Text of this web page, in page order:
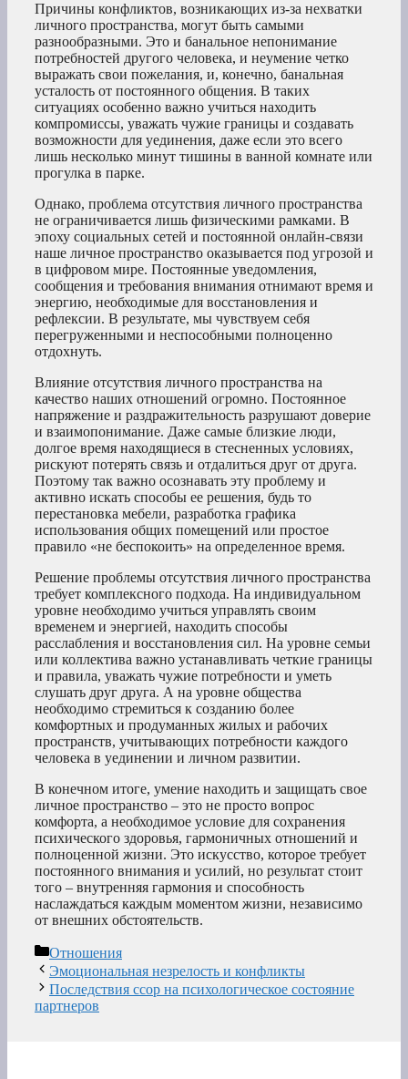
Причины конфликтов, возникающих из-за нехватки
личного пространства, могут быть самыми
разнообразными. Это и банальное непонимание
потребностей другого человека, и неумение четко
выражать свои пожелания, и, конечно, банальная
усталость от постоянного общения. В таких
ситуациях особенно важно учиться находить
компромиссы, уважать чужие границы и создавать
возможности для уединения, даже если это всего
лишь несколько минут тишины в ванной комнате или
прогулка в парке.
Однако, проблема отсутствия личного пространства
не ограничивается лишь физическими рамками. В
эпоху социальных сетей и постоянной онлайн-связи
наше личное пространство оказывается под угрозой и
в цифровом мире. Постоянные уведомления,
сообщения и требования внимания отнимают время и
энергию, необходимые для восстановления и
рефлексии. В результате, мы чувствуем себя
перегруженными и неспособными полноценно
отдохнуть.
Влияние отсутствия личного пространства на
качество наших отношений огромно. Постоянное
напряжение и раздражительность разрушают доверие
и взаимопонимание. Даже самые близкие люди,
долгое время находящиеся в стесненных условиях,
рискуют потерять связь и отдалиться друг от друга.
Поэтому так важно осознавать эту проблему и
активно искать способы ее решения, будь то
перестановка мебели, разработка графика
использования общих помещений или простое
правило «не беспокоить» на определенное время.
Решение проблемы отсутствия личного пространства
требует комплексного подхода. На индивидуальном
уровне необходимо учиться управлять своим
временем и энергией, находить способы
расслабления и восстановления сил. На уровне семьи
или коллектива важно устанавливать четкие границы
и правила, уважать чужие потребности и уметь
слушать друг друга. А на уровне общества
необходимо стремиться к созданию более
комфортных и продуманных жилых и рабочих
пространств, учитывающих потребности каждого
человека в уединении и личном развитии.
В конечном итоге, умение находить и защищать свое
личное пространство – это не просто вопрос
комфорта, а необходимое условие для сохранения
психического здоровья, гармоничных отношений и
полноценной жизни. Это искусство, которое требует
постоянного внимания и усилий, но результат стоит
того – внутренняя гармония и способность
наслаждаться каждым моментом жизни, независимо
от внешних обстоятельств.
Рубрики
Отношения
Эмоциональная незрелость и конфликты
Последствия ссор на психологическое состояние
партнеров